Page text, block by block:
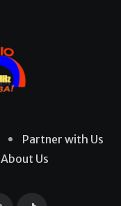
Partner with Us
About Us